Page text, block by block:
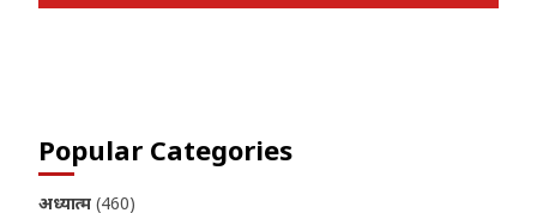
Popular Categories
अध्यात्म (460)